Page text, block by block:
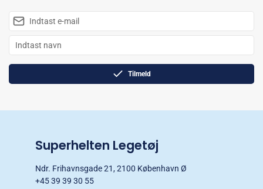
Tilmeld
Superhelten Legetøj
Ndr. Frihavnsgade 21, 2100 København Ø
+45 39 39 30 55